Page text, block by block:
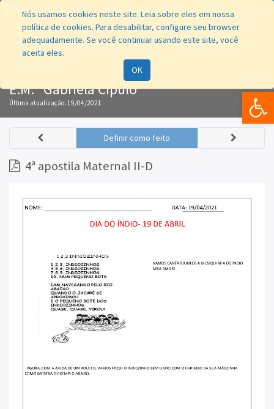
Nós usamos cookies neste site. Leia sobre eles em nossa
política de cookies. Para desabilitar, configure seu browser
adequadamente. Se você continuar usando este site, você
aceita eles.
OK
Navegação
E.M. "Gabriela Cipulo"
Última atualização: 19/04/2021
4ª apostila Maternal II-D
Definir como feito